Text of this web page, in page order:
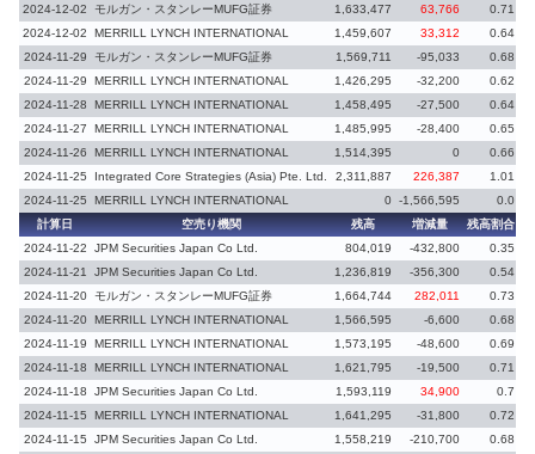
2024-12-02
モルガン・スタンレーMUFG証券 1,633,477 63,766 0.71
2024-12-02
MERRILL LYNCH INTERNATIONAL 1,459,607 33,312 0.64
2024-11-29
モルガン・スタンレーMUFG証券 1,569,711 -95,033 0.68
2024-11-29
MERRILL LYNCH INTERNATIONAL 1,426,295 -32,200 0.62
2024-11-28
MERRILL LYNCH INTERNATIONAL 1,458,495 -27,500 0.64
2024-11-27
MERRILL LYNCH INTERNATIONAL 1,485,995 -28,400 0.65
2024-11-26
MERRILL LYNCH INTERNATIONAL 1,514,395 0
0.66
2024-11-25
Integrated Core Strategies (Asia) Pte. Ltd. 2,311,887 226,387
1.01
2024-11-25
MERRILL LYNCH INTERNATIONAL 0 -1,566,595 0.0
計算日
空売り機関 残高 増減量 残高割合
2024-11-22
JPM Securities Japan Co Ltd. 804,019 -432,800 0.35
2024-11-21
JPM Securities Japan Co Ltd. 1,236,819 -356,300 0.54
2024-11-20 モルガン・スタンレーMUFG証券 1,664,744 282,011 0.73
2024-11-20 MERRILL LYNCH INTERNATIONAL 1,566,595 -6,600 0.68
2024-11-19
MERRILL LYNCH INTERNATIONAL 1,573,195 -48,600 0.69
2024-11-18
MERRILL LYNCH INTERNATIONAL 1,621,795 -19,500 0.71
2024-11-18
JPM Securities Japan Co Ltd. 1,593,119 34,900 0.7
2024-11-15
MERRILL LYNCH INTERNATIONAL 1,641,295 -31,800 0.72
2024-11-15
JPM Securities Japan Co Ltd. 1,558,219 -210,700 0.68